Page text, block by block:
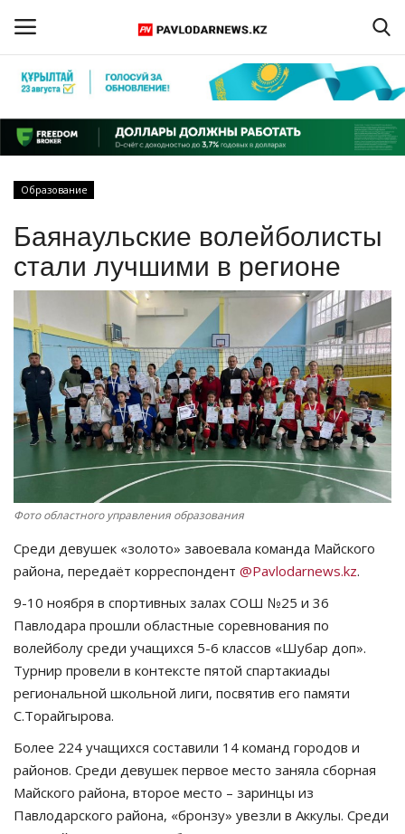
Регистрация
Главная
ПАВЛОДАРСКАЯ ОБЛАСТЬ
МИР
СПЕЦПРОЕКТЫ
СПОРТ
Чек-лист
OFFICIAL
Курултай
Язык
Қазақша Русский
Образование
Баянаульские волейболисты
стали лучшими в регионе
Фото областного управления образования
Среди девушек «золото» завоевала команда Майского
района, передаёт корреспондент @Pavlodarnews.kz.
9-10 ноября в спортивных залах СОШ №25 и 36
Павлодара прошли областные соревнования по
волейболу среди учащихся 5-6 классов «Шубар доп».
Турнир провели в контексте пятой спартакиады
региональной школьной лиги, посвятив его памяти
С.Торайгырова.
Более 224 учащихся составили 14 команд городов и
районов. Среди девушек первое место заняла сборная
Майского района, второе место – заринцы из
Павлодарского района, «бронзу» увезли в Аккулы. Среди